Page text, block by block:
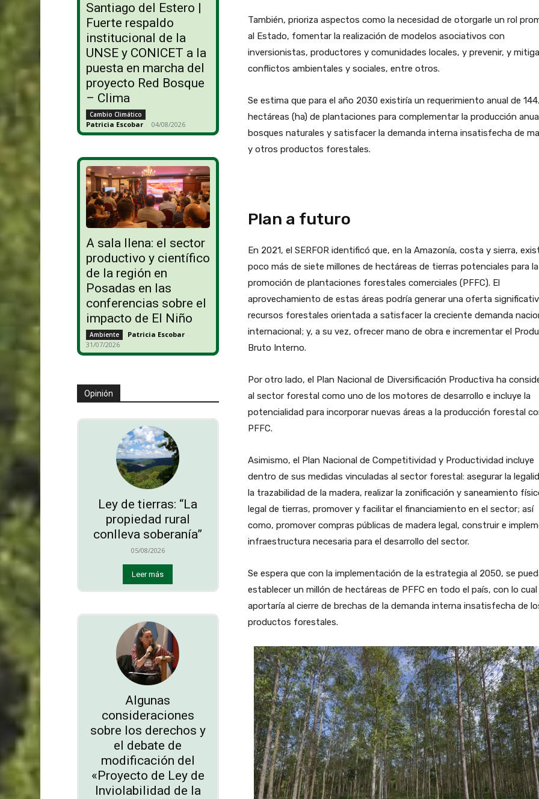
Santiago del Estero |
Fuerte respaldo
institucional de la
UNSE y CONICET a la
puesta en marcha del
proyecto Red Bosque
– Clima
Cambio Climático
Patricia Escobar - 04/08/2026
A sala llena: el sector
productivo y científico
de la región en
Posadas en las
conferencias sobre el
impacto de El Niño
Ambiente Patricia Escobar -
31/07/2026
Opinión
Ley de tierras: “La
propiedad rural
conlleva soberanía”
05/08/2026
Leer más
Algunas
consideraciones
sobre los derechos y
el debate de
modificación del
«Proyecto de Ley de
Inviolabilidad de la
También, prioriza aspectos como la necesidad de otorgarle un rol
al Estado, fomentar la realización de modelos asociativos con
inversionistas, productores y comunidades locales, y prevenir, y
conflictos ambientales y sociales, entre otros.
Se estima que para el año 2030 existiría un requerimiento anual de 144.
hectáreas (ha) de plantaciones para complementar la producción
bosques naturales y satisfacer la demanda interna insatisfecha de
y otros productos forestales.
Plan a futuro
En 2021, el SERFOR identificó que, en la Amazonía, costa y sierra,
poco más de siete millones de hectáreas de tierras potenciales para la
promoción de plantaciones forestales comerciales (PFFC). El
aprovechamiento de estas áreas podría generar una oferta
recursos forestales orientada a satisfacer la creciente demanda
internacional; y, a su vez, ofrecer mano de obra e incrementar el
Bruto Interno.
Por otro lado, el Plan Nacional de Diversificación Productiva ha
al sector forestal como uno de los motores de desarrollo e incluye la
potencialidad para incorporar nuevas áreas a la producción forestal
PFFC.
Asimismo, el Plan Nacional de Competitividad y Productividad incluye
dentro de sus medidas vinculadas al sector forestal: asegurar la
la trazabilidad de la madera, realizar la zonificación y saneamiento
legal de tierras, promover y facilitar el financiamiento en el sector; así
como, promover compras públicas de madera legal, construir e
infraestructura necesaria para el desarrollo del sector.
Se espera que con la implementación de la estrategia al 2050, se
establecer un millón de hectáreas de PFFC en todo el país, con lo cual
aportaría al cierre de brechas de la demanda interna insatisfecha de
productos forestales.